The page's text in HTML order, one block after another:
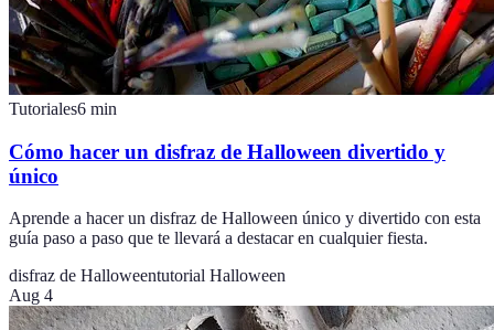
Tutoriales6 min
Cómo hacer un disfraz de Halloween divertido y
único
Aprende a hacer un disfraz de Halloween único y divertido con esta
guía paso a paso que te llevará a destacar en cualquier fiesta.
disfraz de Halloweentutorial Halloween
Aug 4